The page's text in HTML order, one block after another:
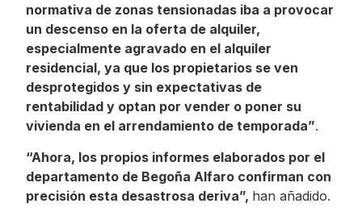
normativa de zonas tensionadas iba a provocar
un descenso en la oferta de alquiler,
especialmente agravado en el alquiler
residencial, ya que los propietarios se ven
desprotegidos y sin expectativas de
rentabilidad y optan por vender o poner su
vivienda en el arrendamiento de temporada”.
“Ahora, los propios informes elaborados por el
departamento de Begoña Alfaro confirman con
precisión esta desastrosa deriva”, han añadido.